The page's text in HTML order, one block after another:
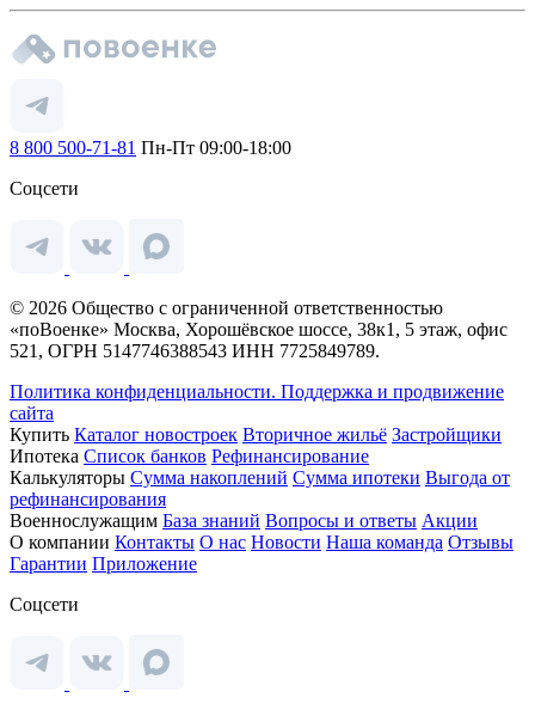
8 800 500-71-81 Пн-Пт 09:00-18:00
Соцсети
© 2026 Общество с ограниченной ответственностью
«поВоенке» Москва, Хорошёвское шоссе, 38к1, 5 этаж, офис
521, ОГРН 5147746388543 ИНН 7725849789.
Политика конфиденциальности. Поддержка и продвижение
сайта
Купить Каталог новостроек Вторичное жильё Застройщики
Ипотека Список банков Рефинансирование
Калькуляторы Сумма накоплений Сумма ипотеки Выгода от
рефинансирования
Военнослужащим База знаний Вопросы и ответы Акции
О компании Контакты О нас Новости Наша команда Отзывы
Гарантии Приложение
Соцсети